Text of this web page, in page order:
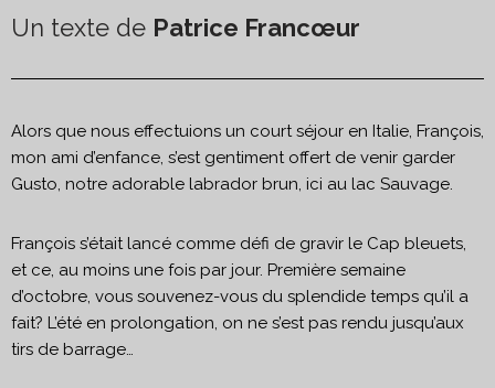
Un texte de Patrice Francœur
Alors que nous effectuions un court séjour en Italie, François,
mon ami d’enfance, s’est gentiment offert de venir garder
Gusto, notre adorable labrador brun, ici au lac Sauvage.
François s’était lancé comme défi de gravir le Cap bleuets,
et ce, au moins une fois par jour. Première semaine
d’octobre, vous souvenez-vous du splendide temps qu’il a
fait? L’été en prolongation, on ne s’est pas rendu jusqu’aux
tirs de barrage…